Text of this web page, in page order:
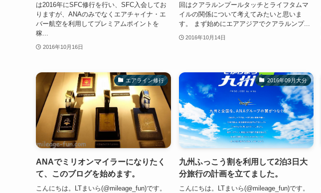
は2016年にSFC修行を行い、SFC入会してお
りますが、ANAのみでなくエアチャイナ・エ
バー航空を利用してプレミアムポイントを
稼...
2016年10月16日
回はクアラルンプールタッチとライフタムマ
イルの関係について考えてみたいと思いま
す。 まず始めにエアアジアでクアラルンプ...
2016年10月14日
エアライン修行
ANAでミリオンマイラーになりたく
て、このブログを始めます。
こんにちは。LTまいら(@mileage_fun)です。
2016年09月大分
九州ふっこう割を利用して2泊3日大
分旅行の計画を立てました。
こんにちは。LTまいら(@mileage_fun)です。